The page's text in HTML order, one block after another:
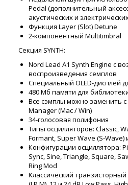
Pedal (дополнительный
акустических и
Функция Layer (Slot) Detune
2-компонентный Multitimbral
Секция SYNTH:
Nord Lead A1 Synth Engine с
воспроизведения семплов
Специальный OLED-дисплей
480 Мб памяти для
Все сэмплы можно заменить
Manager (Mac / Win)
34-голосовая полифония
Типы осцилляторов: Classic,
Formant, Super Wave (S-Wave)
Конфигурации осциллятора:
Sync, Sine, Triangle, Square,
Ring Mod
Классический